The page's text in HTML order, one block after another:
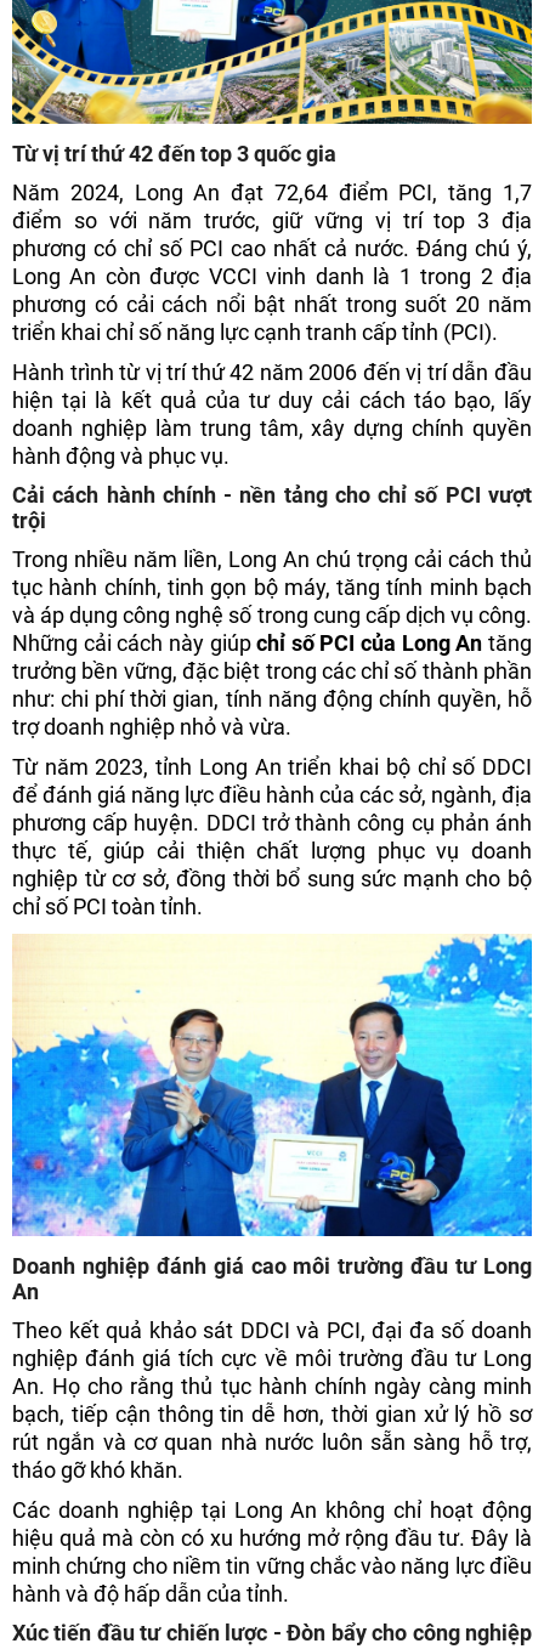
Từ vị trí thứ 42 đến top 3 quốc gia
Năm 2024, Long An đạt 72,64 điểm PCI, tăng 1,7
điểm so với năm trước, giữ vững vị trí top 3 địa
phương có chỉ số PCI cao nhất cả nước. Đáng chú ý,
Long An còn được VCCI vinh danh là 1 trong 2 địa
phương có cải cách nổi bật nhất trong suốt 20 năm
triển khai chỉ số năng lực cạnh tranh cấp tỉnh (PCI).
Hành trình từ vị trí thứ 42 năm 2006 đến vị trí dẫn đầu
hiện tại là kết quả của tư duy cải cách táo bạo, lấy
doanh nghiệp làm trung tâm, xây dựng chính quyền
hành động và phục vụ.
Cải cách hành chính - nền tảng cho chỉ số PCI vượt
trội
Trong nhiều năm liền, Long An chú trọng cải cách thủ
tục hành chính, tinh gọn bộ máy, tăng tính minh bạch
và áp dụng công nghệ số trong cung cấp dịch vụ công.
Những cải cách này giúpchỉ số PCI của Long An tăng
trưởng bền vững, đặc biệt trong các chỉ số thành phần
như: chi phí thời gian, tính năng động chính quyền, hỗ
trợ doanh nghiệp nhỏ và vừa.
Từ năm 2023, tỉnh Long An triển khai bộ chỉ số DDCI
để đánh giá năng lực điều hành của các sở, ngành, địa
phương cấp huyện. DDCI trở thành công cụ phản ánh
thực tế, giúp cải thiện chất lượng phục vụ doanh
nghiệp từ cơ sở, đồng thời bổ sung sức mạnh cho bộ
chỉ số PCI toàn tỉnh.
Doanh nghiệp đánh giá cao môi trường đầu tư Long
An
Theo kết quả khảo sát DDCI và PCI, đại đa số doanh
nghiệp đánh giá tích cực về môi trường đầu tư Long
An. Họ cho rằng thủ tục hành chính ngày càng minh
bạch, tiếp cận thông tin dễ hơn, thời gian xử lý hồ sơ
rút ngắn và cơ quan nhà nước luôn sẵn sàng hỗ trợ,
tháo gỡ khó khăn.
Các doanh nghiệp tại Long An không chỉ hoạt động
hiệu quả mà còn có xu hướng mở rộng đầu tư. Đây là
minh chứng cho niềm tin vững chắc vào năng lực điều
hành và độ hấp dẫn của tỉnh.
Xúc tiến đầu tư chiến lược - Đòn bẩy cho công nghiệp